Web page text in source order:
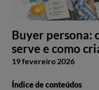
Buyer persona:
serve e como
19 fevereiro 2026
Índice de conteúdos